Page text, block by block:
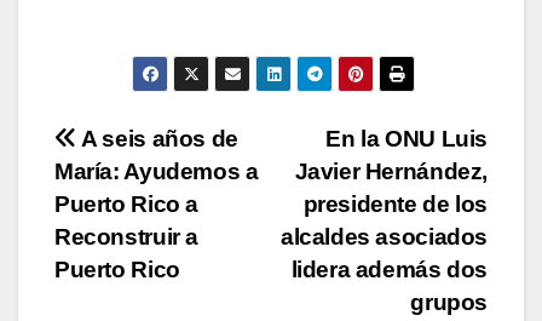
Navegación
de
entradas
En la ONU Luis
Javier Hernández,
presidente de los
alcaldes asociados
lidera además dos
grupos
A seis años de
María: Ayudemos a
Puerto Rico a
Reconstruir a
Puerto Rico